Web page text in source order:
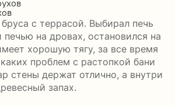
с террасой. Выбирал печь
на дровах, остановился на
хорошую тягу, за все время
проблем с растопкой бани
стены держат отлично, а внутри
запах.